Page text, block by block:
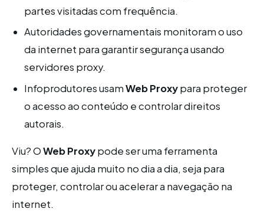
partes visitadas com frequência.
Autoridades governamentais monitoram o uso
da internet para garantir segurança usando
servidores proxy.
Infoprodutores usamWeb Proxypara proteger
o acesso ao conteúdo e controlar direitos
autorais.
Viu? OWeb Proxypode ser uma ferramenta
simples que ajuda muito no dia a dia, seja para
proteger, controlar ou acelerar a navegação na
internet.